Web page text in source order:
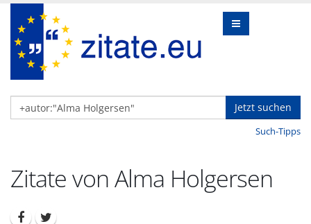
Jetzt suchen
Such-Tipps
Zitate von Alma Holgersen